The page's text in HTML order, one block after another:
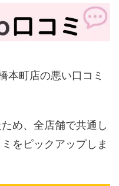
本町店の悪い口コミ
め、全店舗で共通し
をピックアップしま